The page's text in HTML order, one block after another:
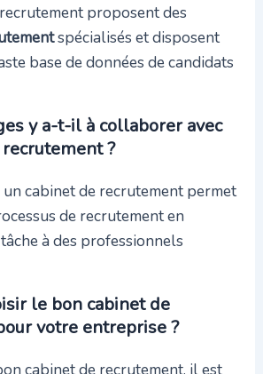
proposent des
spécialisés et disposent
base de données de candidats
y a-t-il à collaborer avec
?
cabinet de recrutement permet
de recrutement en
à des professionnels
le bon cabinet de
votre entreprise ?
cabinet de recrutement, il est